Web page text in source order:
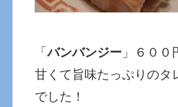
「バンバンジー 」６００
甘くて旨味たっぷりのタ
でした！